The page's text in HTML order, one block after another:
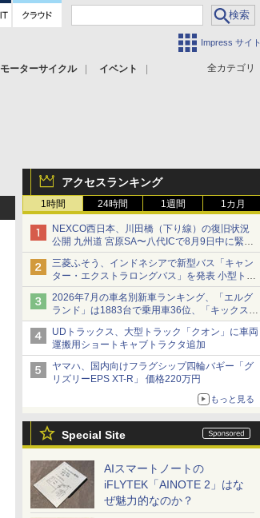
Impress サイト
全カテゴリ
モーターサイクル
イベント
アクセスランキング
1時間 24時間 1週間 1カ月
NEXCO西日本、川田橋（下り線）の復旧状況
公開 九州道 宮原SA〜八代ICで8月9日中に緊急
車両を通行可能に
三菱ふそう、インドネシアで新型バス「キャン
ター・エクストラロングバス」を発表 小型トラ
ックベースの観光・旅客輸送向けバス
2026年7月の車名別新車ランキング、「エルグ
ランド」は1883台で乗用車36位、「キックス」
は2591台で27位に
UDトラックス、大型トラック「クオン」に車両
運搬用ショートキャブトラクタ追加
ヤマハ、国内向けフラグシップ四輪バギー「グ
リズリーEPS XT-R」 価格220万円
もっと見る
Special Site
AIスマートノートの
iFLYTEK「AINOTE 2」はな
ぜ魅力的なのか？